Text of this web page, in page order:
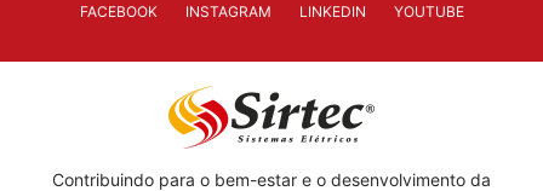
FACEBOOK INSTAGRAM LINKEDIN YOUTUBE
Contribuindo para o bem-estar e o desenvolvimento da